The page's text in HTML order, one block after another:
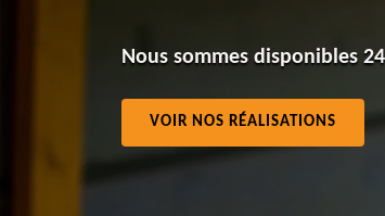
Nous sommes disponibles
VOIR NOS RÉALISATIONS